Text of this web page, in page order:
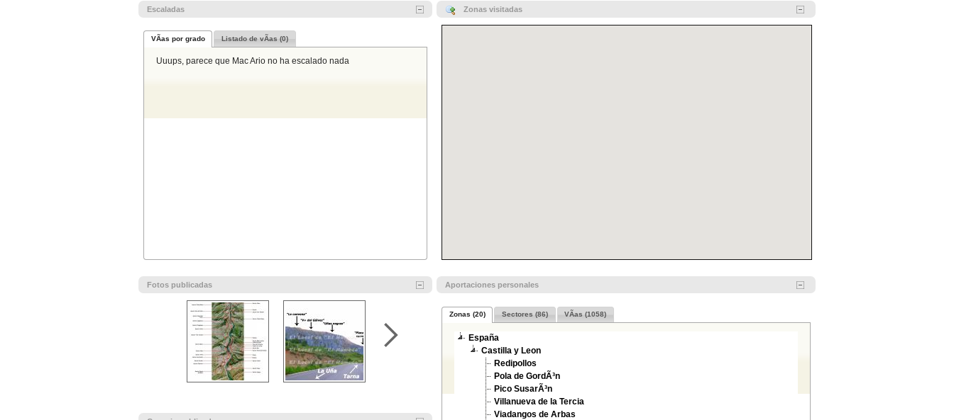
Escaladas
VÃ­as por grado Listado de vÃ­as (0)
Uuups, parece que Mac Ario no ha escalado nada
Zonas visitadas
Fotos publicadas Aportaciones personales
Zonas (20) Sectores (86) VÃ­as (1058)
España
Castilla y Leon
Redipollos
Pola de GordÃ³n
Pico SusarÃ³n
Villanueva de la Tercia
Viadangos de Arbas